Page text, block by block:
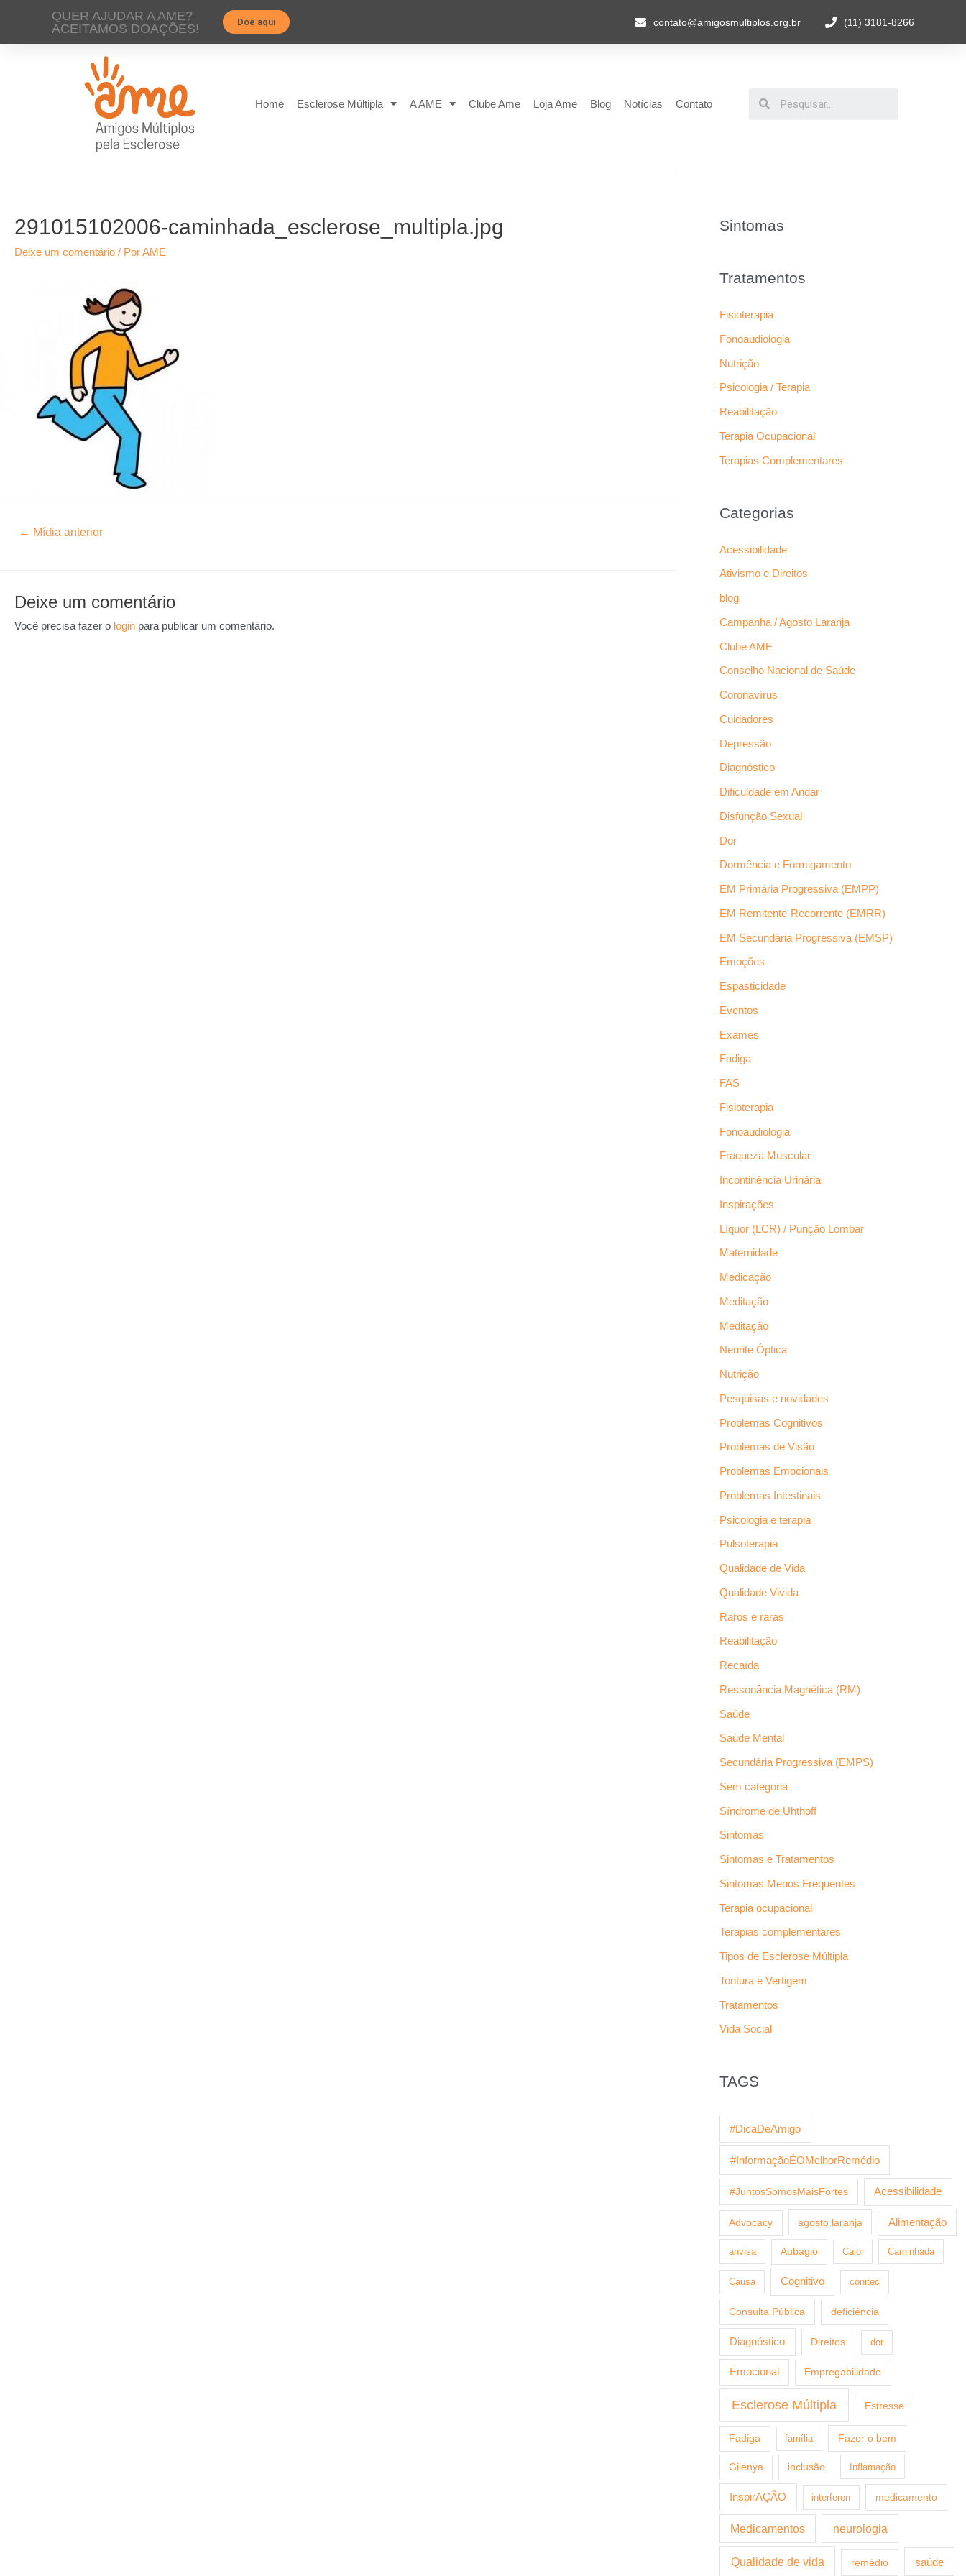
QUER AJUDAR A AME?
ACEITAMOS DOAÇÕES!
Doe aqui contato@amigosmultiplos.org.br (11) 3181-8266
Home Esclerose Múltipla A AME Clube Ame Loja Ame Blog Notícias Contato
291015102006-caminhada_esclerose_multipla.jpg
Deixe um comentário / PorAME
← Mídia anterior
Deixe um comentário
Você precisa fazer o login para publicar um comentário.
Sintomas
Tratamentos
Fisioterapia
Fonoaudiologia
Nutrição
Psicologia / Terapia
Reabilitação
Terapia Ocupacional
Terapias Complementares
Categorias
Acessibilidade
Ativismo e Direitos
blog
Campanha / Agosto Laranja
Clube AME
Conselho Nacional de Saúde
Coronavírus
Cuidadores
Depressão
Diagnóstico
Dificuldade em Andar
Disfunção Sexual
Dor
Dormência e Formigamento
EM Primária Progressiva (EMPP)
EM Remitente-Recorrente (EMRR)
EM Secundária Progressiva (EMSP)
Emoções
Espasticidade
Eventos
Exames
Fadiga
FAS
Fisioterapia
Fonoaudiologia
Fraqueza Muscular
Incontinência Urinária
Inspirações
Líquor (LCR) / Punção Lombar
Maternidade
Medicação
Meditação
Meditação
Neurite Óptica
Nutrição
Pesquisas e novidades
Problemas Cognitivos
Problemas de Visão
Problemas Emocionais
Problemas Intestinais
Psicologia e terapia
Pulsoterapia
Qualidade de Vida
Qualidade Vivida
Raros e raras
Reabilitação
Recaída
Ressonância Magnética (RM)
Saúde
Saúde Mental
Secundária Progressiva (EMPS)
Sem categoria
Síndrome de Uhthoff
Sintomas
Sintomas e Tratamentos
Sintomas Menos Frequentes
Terapia ocupacional
Terapias complementares
Tipos de Esclerose Múltipla
Tontura e Vertigem
Tratamentos
Vida Social
TAGS
#DicaDeAmigo
#InformaçãoÉOMelhorRemédio
#JuntosSomosMaisFortes Acessibilidade
Advocacy agosto laranja Alimentação
anvisa Aubagio Calor Caminhada
Causa Cognitivo conitec
Consulta Pública deficiência
Diagnóstico Direitos dor
Emocional Empregabilidade
Esclerose Múltipla Estresse
Fadiga família Fazer o bem
Gilenya inclusão Inflamação
InspirAÇÃO interferon medicamento
Medicamentos neurologia
Qualidade de vida remédio saúde